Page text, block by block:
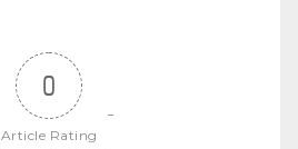
0
Article Rating